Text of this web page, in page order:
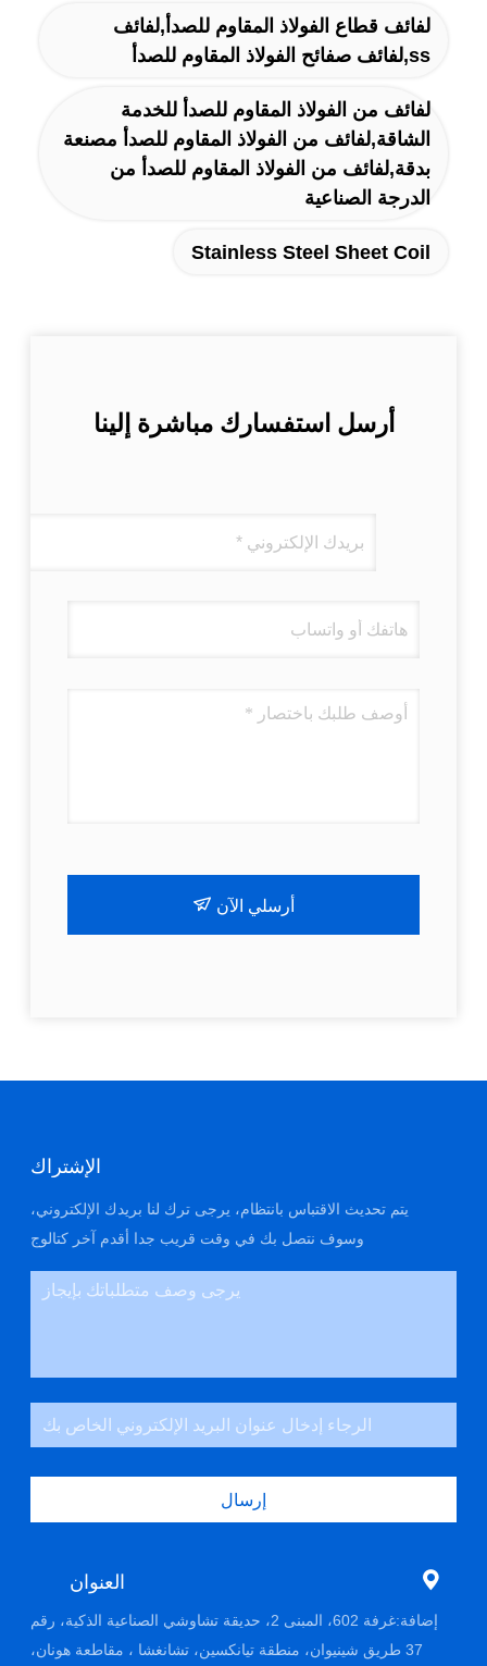
لفائف قطاع الفولاذ المقاوم للصدأ,لفائف
ss,لفائف صفائح الفولاذ المقاوم للصدأ
لفائف من الفولاذ المقاوم للصدأ للخدمة
الشاقة,لفائف من الفولاذ المقاوم للصدأ مصنعة
بدقة,لفائف من الفولاذ المقاوم للصدأ من
الدرجة الصناعية
Stainless Steel Sheet Coil
أرسل استفسارك مباشرة إلينا
أرسلي الآن
الإشتراك
يتم تحديث الاقتباس بانتظام، يرجى ترك لنا بريدك الإلكتروني،
وسوف نتصل بك في وقت قريب جدا أقدم آخر كتالوج
إرسال
العنوان
إضافة:غرفة 602، المبنى 2، حديقة تشاوشي الصناعية الذكية، رقم
37 طريق شينيوان، منطقة تيانكسين، تشانغشا ، مقاطعة هونان،